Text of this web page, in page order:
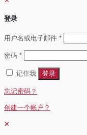
登录
用户名或电子邮件 *必
密码 *必
记住我
登录
忘记密码？
创建一个帐户？
✕